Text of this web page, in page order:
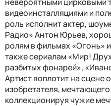
видеоинсталляциями и
роль исполнит актер,
Радио» Антон Юрьев,
ролям в фильмах «Огонь»
также сериалам «Мир!
разбитых фонарей»,
Артист воплотит на сцене
изобретателя,
коллекционируя чужие